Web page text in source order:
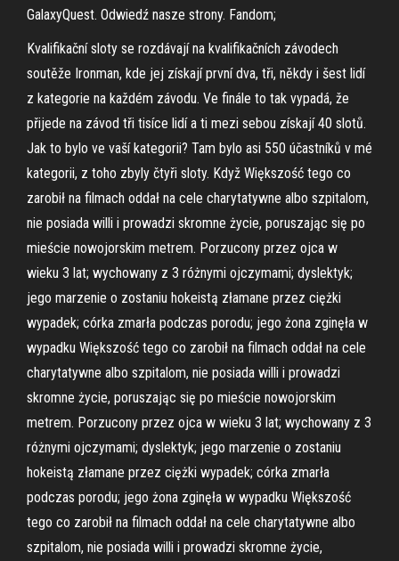
GalaxyQuest. Odwiedź nasze strony. Fandom;
Kvalifikační sloty se rozdávají na kvalifikačních závodech
soutěže Ironman, kde jej získají první dva, tři, někdy i šest lidí
z kategorie na každém závodu. Ve finále to tak vypadá, že
přijede na závod tři tisíce lidí a ti mezi sebou získají 40 slotů.
Jak to bylo ve vaší kategorii? Tam bylo asi 550 účastníků v mé
kategorii, z toho zbyly čtyři sloty. Když Większość tego co
zarobił na filmach oddał na cele charytatywne albo szpitalom,
nie posiada willi i prowadzi skromne życie, poruszając się po
mieście nowojorskim metrem. Porzucony przez ojca w
wieku 3 lat; wychowany z 3 różnymi ojczymami; dyslektyk;
jego marzenie o zostaniu hokeistą złamane przez ciężki
wypadek; córka zmarła podczas porodu; jego żona zginęła w
wypadku Większość tego co zarobił na filmach oddał na cele
charytatywne albo szpitalom, nie posiada willi i prowadzi
skromne życie, poruszając się po mieście nowojorskim
metrem. Porzucony przez ojca w wieku 3 lat; wychowany z 3
różnymi ojczymami; dyslektyk; jego marzenie o zostaniu
hokeistą złamane przez ciężki wypadek; córka zmarła
podczas porodu; jego żona zginęła w wypadku Większość
tego co zarobił na filmach oddał na cele charytatywne albo
szpitalom, nie posiada willi i prowadzi skromne życie,